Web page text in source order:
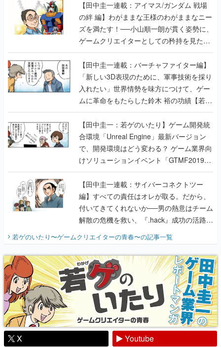
【田中圭一連載：アイマス/ガンダム 戦場
の絆 編】わがままな王様のわがままなニー
ズを満たす！──小山順一朗が貫く姿勢に、
ゲームクリエイターとしての矜持を見た
【若ゲのいたり最終回】
【田中圭一連載：バーチャファイター編】
「新しい3D表現のために、軍事技術を採り
入れたい」世界情勢を味方につけて、ゲー
ムに革命をもたらした鈴木 裕の功績【若ゲ
のいたり】
【田中圭一：若ゲのいたり】ゲーム開発統
合環境「Unreal Engine」最新バージョン
で、開発環境はどう変わる？ ゲーム業界向
けソリューションイベント「GTMF2019」
に行って、より理解を深めよう【PR】
【田中圭一連載：サイバーコネクトツー
編】すべての責任はオレが取る。だから、
付いてきてくれないか──男の熱意はチーム
解散の危機を救い、『.hack』成功の活路を
『少年ジャンプ』色だった【若ゲのいた
り】
若ゲのいたり〜ゲームクリエイターの青春〜の記事一覧
X
Youtube